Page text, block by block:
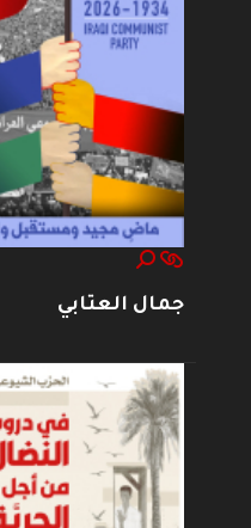
جمال العتابي